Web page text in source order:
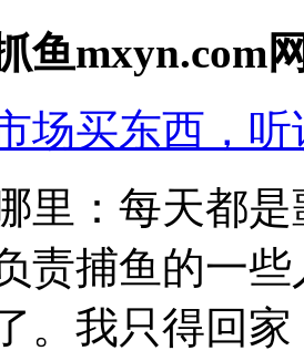
鱼mxyn.com
场买东西，
里：每天都
责捕鱼的一
。我只得回